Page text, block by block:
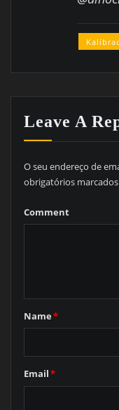
Leave A
O seu endereço de
obrigatórios
Comment
Name*
Email*